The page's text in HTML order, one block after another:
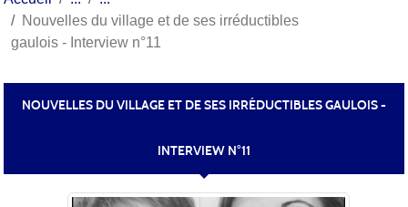
Nouvelles du village et de ses irréductibles
gaulois - Interview n°11
NOUVELLES DU VILLAGE ET DE SES IRRÉDUCTIBLES GAULOIS -
INTERVIEW N°11